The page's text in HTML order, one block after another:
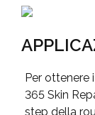
Per ottenere
365 Skin
step della